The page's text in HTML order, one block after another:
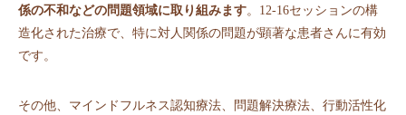
係の不和などの問題領域に取り組みます。12-16セッションの構
造化された治療で、特に対人関係の問題が顕著な患者さんに有効
です。
その他、マインドフルネス認知療法、問題解決療法、行動活性化